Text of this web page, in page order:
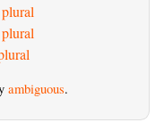
ambiguous.